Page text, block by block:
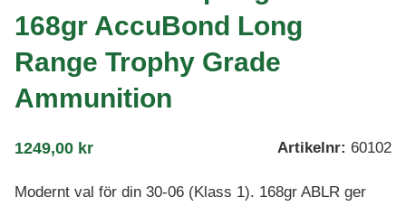
168gr AccuBond Long
Range Trophy Grade
Ammunition
1249,00 kr Artikelnr: 60102
Modernt val för din 30-06 (Klass 1). 168gr ABLR ger